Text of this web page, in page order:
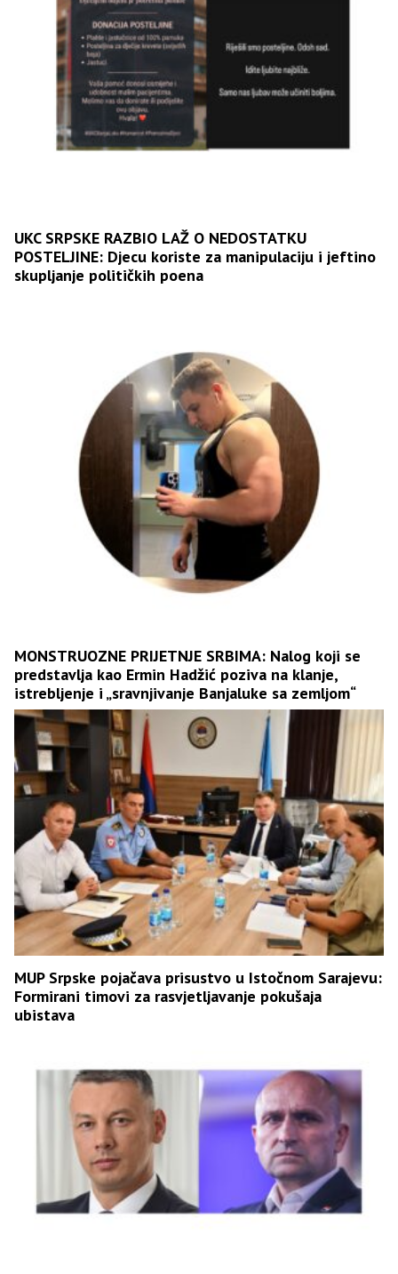
UKC SRPSKE RAZBIO LAŽ O NEDOSTATKU
POSTELJINE: Djecu koriste za manipulaciju i jeftino
skupljanje političkih poena
MONSTRUOZNE PRIJETNJE SRBIMA: Nalog koji se
predstavlja kao Ermin Hadžić poziva na klanje,
istrebljenje i „sravnjivanje Banjaluke sa zemljom“
MUP Srpske pojačava prisustvo u Istočnom Sarajevu:
Formirani timovi za rasvjetljavanje pokušaja
ubistava